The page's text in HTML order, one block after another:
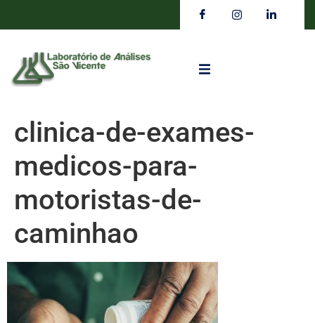
clinica-de-exames-
medicos-para-
motoristas-de-
caminhao